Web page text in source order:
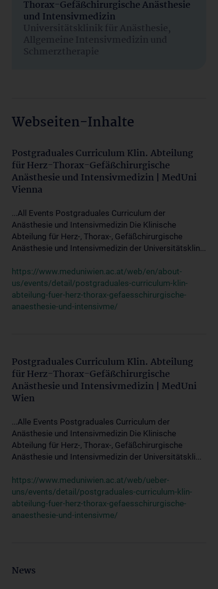
Thorax-Gefäßchirurgische Anästhesie
und Intensivmedizin
Universitätsklinik für Anästhesie,
Allgemeine Intensivmedizin und
Schmerztherapie
Webseiten-Inhalte
Postgraduales Curriculum Klin. Abteilung
für Herz-Thorax-Gefäßchirurgische
Anästhesie und Intensivmedizin | MedUni
Vienna
...All Events Postgraduales Curriculum der
Anästhesie und Intensivmedizin Die Klinische
Abteilung für Herz-, Thorax-, Gefäßchirurgische
Anästhesie und Intensivmedizin der Universitätsklin...
https://www.meduniwien.ac.at/web/en/about-
us/events/detail/postgraduales-curriculum-klin-
abteilung-fuer-herz-thorax-gefaesschirurgische-
anaesthesie-und-intensivme/
Postgraduales Curriculum Klin. Abteilung
für Herz-Thorax-Gefäßchirurgische
Anästhesie und Intensivmedizin | MedUni
Wien
...Alle Events Postgraduales Curriculum der
Anästhesie und Intensivmedizin Die Klinische
Abteilung für Herz-, Thorax-, Gefäßchirurgische
Anästhesie und Intensivmedizin der Universitätskli...
https://www.meduniwien.ac.at/web/ueber-
uns/events/detail/postgraduales-curriculum-klin-
abteilung-fuer-herz-thorax-gefaesschirurgische-
anaesthesie-und-intensivme/
News